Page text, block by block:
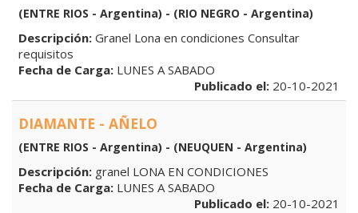
(ENTRE RIOS - Argentina) - (RIO NEGRO - Argentina)
Descripción: Granel Lona en condiciones Consultar
requisitos
Fecha de Carga: LUNES A SABADO
Publicado el: 20-10-2021
DIAMANTE - AÑELO
(ENTRE RIOS - Argentina) - (NEUQUEN - Argentina)
Descripción: granel LONA EN CONDICIONES
Fecha de Carga: LUNES A SABADO
Publicado el: 20-10-2021